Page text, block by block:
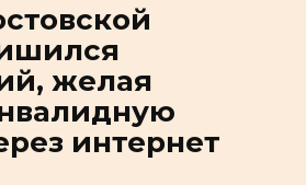
желая
интернет